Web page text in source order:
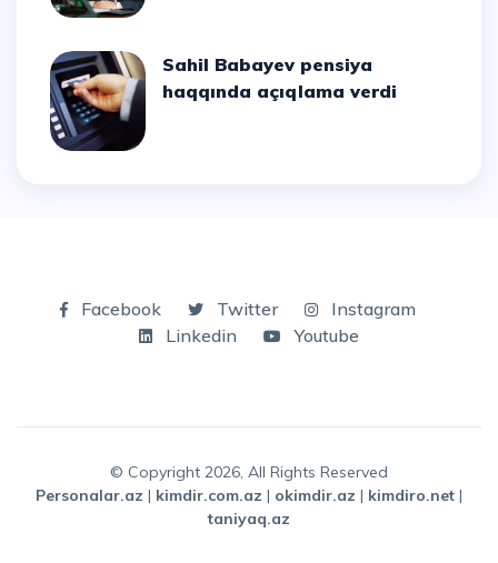
Sahil Babayev pensiya
haqqında açıqlama verdi
Facebook Twitter
Instagram
Linkedin
Youtube
© Copyright 2026, All Rights Reserved
personalar.az | kimdir.com.az | okimdir.az | kimdiro.net |
taniyaq.az